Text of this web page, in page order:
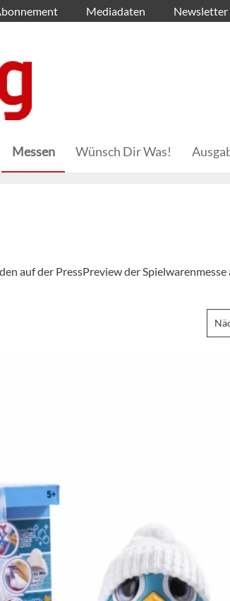
Mediadaten Newsletter
Messen Wünsch Dir Was!
auf der PressPreview der Spielwarenmesse